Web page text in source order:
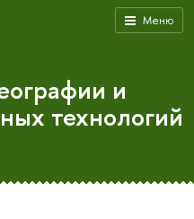
Меню
и
технологий